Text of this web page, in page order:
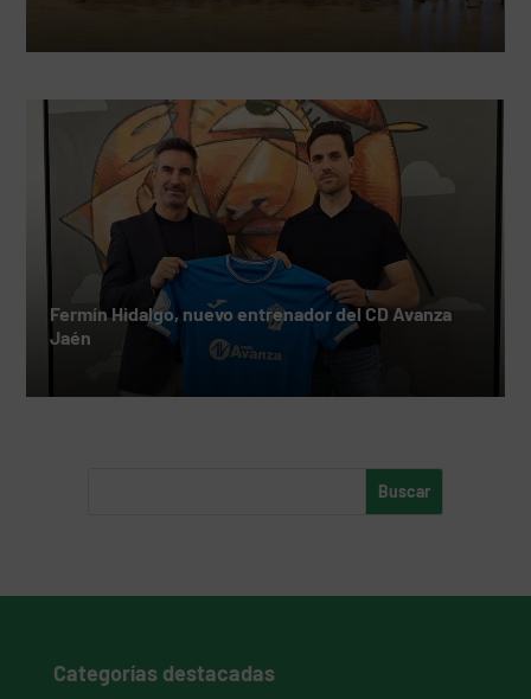
Fermín Hidalgo, nuevo entrenador del CD Avanza
Jaén
Categorías destacadas